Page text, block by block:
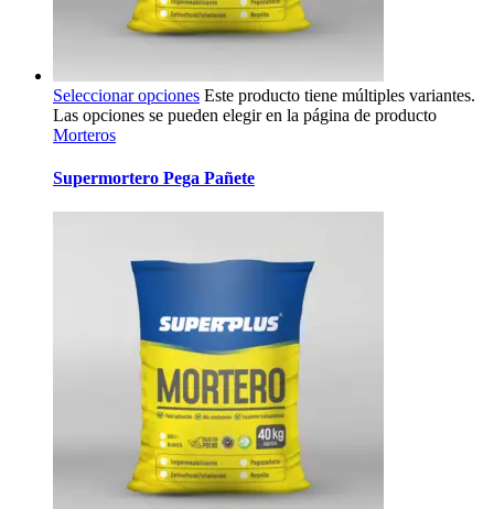
Seleccionar opciones Este producto tiene múltiples variantes.
Las opciones se pueden elegir en la página de producto
Morteros
Supermortero Pega Pañete